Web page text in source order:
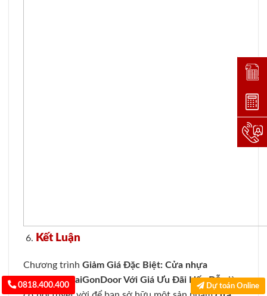
Kết Luận
Chương trình Giảm Giá Đặc Biệt: Cửa nhựa
composite SaiGonDoor Với Giá Ưu Đãi Hấp Dẫnlà
0818.400.400 Dự toán Online
Đặt
Dự